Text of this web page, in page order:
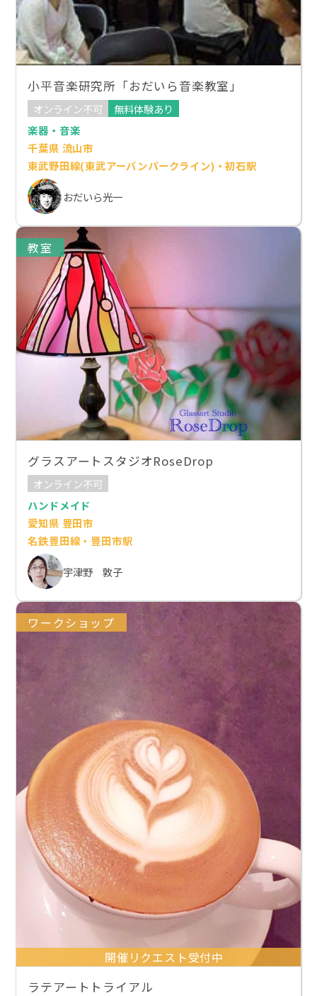
小平音楽研究所「おだいら音楽教室」
オンライン不可
無料体験あり
楽器・音楽
千葉県 流山市
東武野田線(東武アーバンパークライン)・初石駅
おだいら光一
教室
グラスアートスタジオRoseDrop
オンライン不可
ハンドメイド
愛知県 豊田市
名鉄豊田線・豊田市駅
宇津野 敦子
ワークショップ
開催リクエスト受付中
ラテアートトライアル